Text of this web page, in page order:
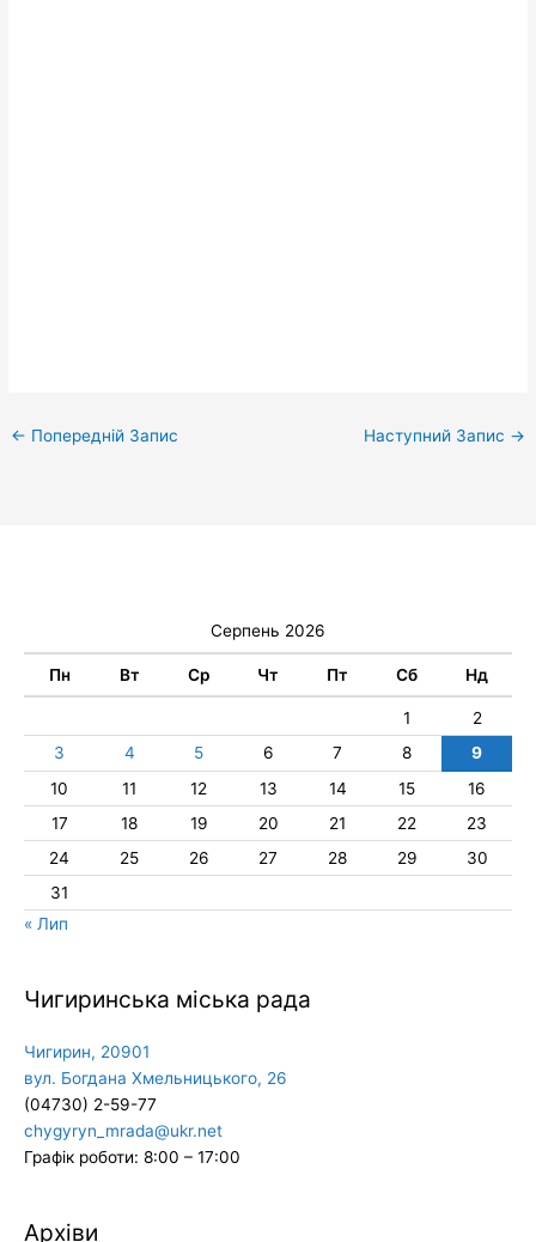
← Попередній Запис Наступний Запис →
Серпень 2026
Пн Вт Ср Чт Пт Сб Нд
1
2
3
4 5 6 7 8
9
10
11 12 13 14 15
16
17
18 19 20 21 22
23
24
25 26 27 28 29
30
31
« Лип
Чигиринська міська рада
Чигирин, 20901
вул. Богдана Хмельницького, 26
(04730) 2-59-77
chygyryn_mrada@ukr.net
Графік роботи: 8:00 – 17:00
Архіви
Архіви